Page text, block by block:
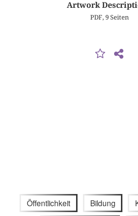
Artwork
PDF, 9 Seiten
Öffentlichkeit Bildung